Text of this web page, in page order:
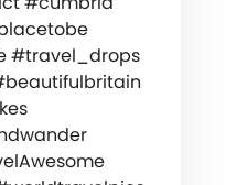
#travel_drops